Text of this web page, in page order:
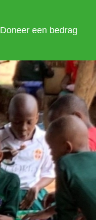
Doneer een bedrag